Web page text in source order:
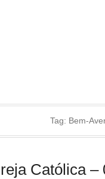
Tag: Bem-
Católica –